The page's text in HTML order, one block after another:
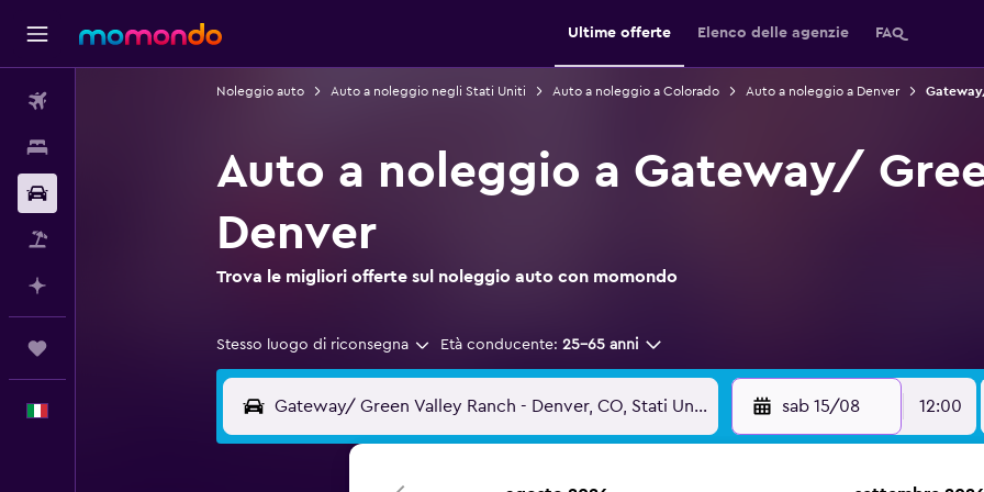
Ultime offerte Elenco delle agenzie FAQ
Noleggio auto Auto a noleggio negli Stati Uniti Auto a noleggio a Colorado Auto a noleggio a Denver
Auto a noleggio a Gateway/
Denver
Trova le migliori offerte sul noleggio auto con momondo
Stesso luogo di riconsegna Età conducente: 25-65 anni
sab 15/08 12:00